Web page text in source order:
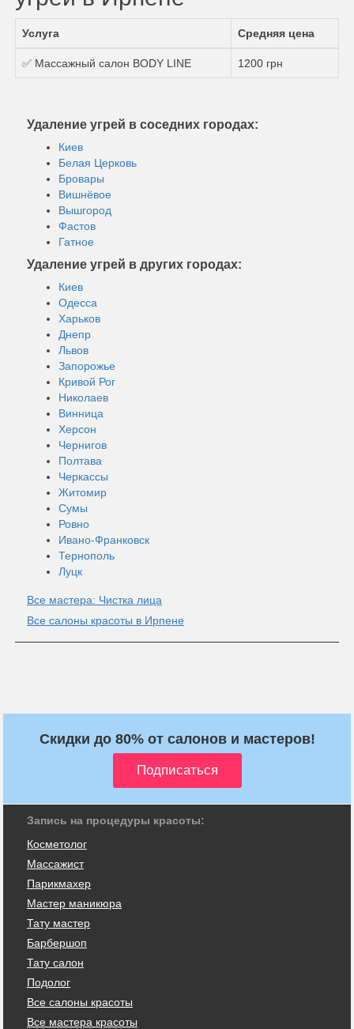
Услуга Средняя цена
✅ Массажный салон BODY LINE 1200 грн
Удаление угрей в соседних городах:
Киев
Белая Церковь
Бровары
Вишнёвое
Вышгород
Фастов
Гатное
Удаление угрей в других городах:
Киев
Одесса
Харьков
Днепр
Львов
Запорожье
Кривой Рог
Николаев
Винница
Херсон
Чернигов
Полтава
Черкассы
Житомир
Сумы
Ровно
Ивано-Франковск
Тернополь
Луцк
Все мастера: Чистка лица
Все салоны красоты в Ирпене
Скидки до 80% от салонов и мастеров!
Запись на процедуры красоты:
Косметолог
Массажист
Парикмахер
Мастер маникюра
Тату мастер
Барбершоп
Тату салон
Подолог
Все салоны красоты
Все мастера красоты